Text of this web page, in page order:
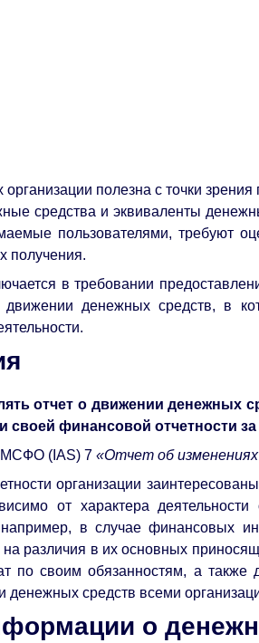
полезна с точки
средства и эквиваленты
пользователями, требуют
получения.
в требовании
денежных средств, в
отчет о движении денежных
своей финансовой отчетности
МСФО (IAS) 7 «Отчет об
организации
от характера
например, в случае финансовых
различия в их основных
по своим обязанностям, а
денежных средств всеми
о